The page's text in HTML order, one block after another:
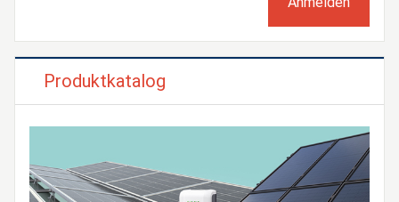
Produktkatalog